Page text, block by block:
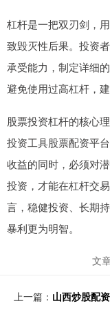
杠杆是一把双刃剑，
致毁灭性后果。投资
承受能力，制定详细
避免使用过高杠杆，
股票投资杠杆的核心
投资工具股票配资平
收益的同时，必须对
投资，才能在杠杆交
言，稳健投资、长期
暴利更为明智。
文
上一篇： 山西炒股配